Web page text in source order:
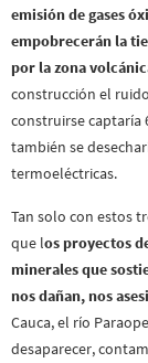
emisión de gases
empobrecerán la
por la zona
construcción el
construirse captaría
también se
termoeléctricas.
Tan solo con estos
que los proyectos
minerales que
nos dañan, nos
Cauca, el río
desaparecer,